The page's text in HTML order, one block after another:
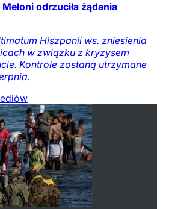
odrzuciła żądania
Hiszpanii ws. zniesienia
w związku z kryzysem
Kontrole zostaną utrzymane